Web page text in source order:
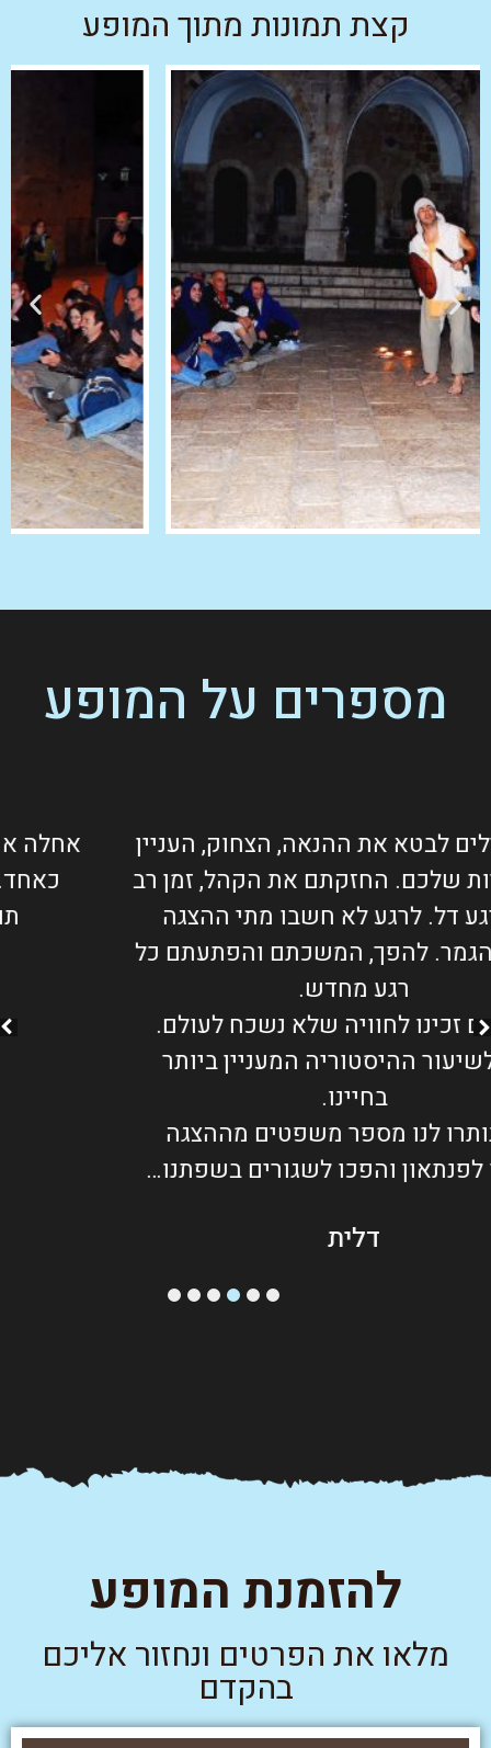
קצת תמונות מתוך המופע
מספרים על המופע
אחלה אחלה הצגה! נהנינו המבוגרים והילדים
כאחד. מצחיק, שנון, אינטליגנטי ומקסים.
תודה על הופעה איכותית ביותר!
אלונה אורן
4
5
6
להזמנת המופע
מלאו את הפרטים ונחזור אליכם
בהקדם